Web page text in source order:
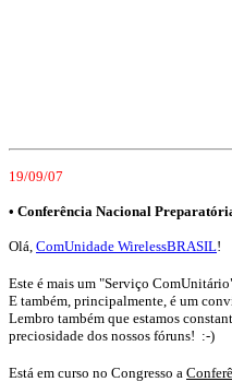
19/09/07
• Conferência Nacional
Olá, ComUnidade WirelessBRASIL!
Este é mais um "Serviço
E também, principalmente, é um
Lembro também que estamos
preciosidade dos nossos fóruns! :-)
Está em curso no Congresso a